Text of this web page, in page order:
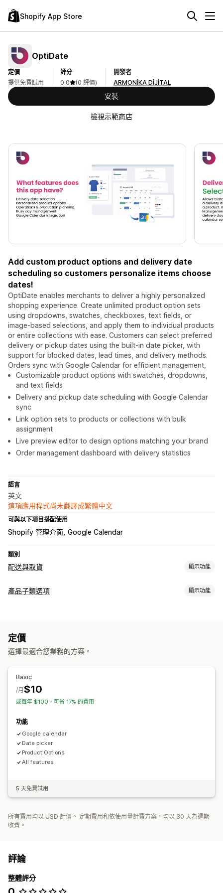
Shopify App Store
OptiDate
定價
提供免費試用
評分
0.0
(0 評價)
開發者
ARMONİKA DİJİTAL
安裝
檢視示範商店
Add custom product options and delivery date
scheduling so customers personalize items choose
dates!
OptiDate enables merchants to deliver a highly personalized
shopping experience. Create unlimited product option sets
using dropdowns, swatches, checkboxes, text fields, or
image-based selections, and apply them to individual products
or entire collections with ease. Customers can select preferred
delivery or pickup dates using the built-in date picker, with
support for blocked dates, lead times, and delivery methods.
Orders sync with Google Calendar for efficient management,
Customizable product options with swatches, dropdowns,
and text fields
Delivery and pickup date scheduling with Google Calendar
sync
Link option sets to products or collections with bulk
assignment
Live preview editor to design options matching your brand
Order management dashboard with delivery statistics
語言
英文
這項應用程式尚未翻譯成繁體中文
可與以下項目搭配使用
Shopify 管理介面 Google Calendar
類別
配送與取貨 顯示功能
配送選項
日期選擇器
產品子類選項 顯示功能
自訂 CSS
定價
選擇最適合您業務的方案。
Basic
$10
/月
或每年 $100，可省 17% 的費用
功能
Google calendar
Date picker
Product Options
All features
5 天免費試用
所有費用均以 USD 計價。 定期費用和依使用量計費方案，均以 30 天為週期
收費。
評論
整體評分